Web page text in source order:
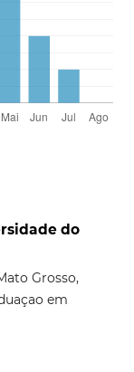
do
Grosso,
em